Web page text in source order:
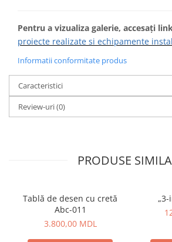
Pentru a vizualiza galerie, accesați
proiecte realizate si echipamente
Informatii conformitate produs
Caracteristici
Review-uri(0)
PRODUSE
Tablă de desen cu cretă
Abc-011
3.800,00 MDL
„3-